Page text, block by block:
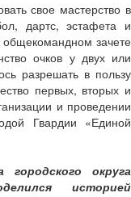
свое мастерство в
дартс, эстафета и
общекомандном зачете
очков у двух или
разрешать в пользу
первых, вторых и
и проведении
Гвардии «Единой
городского округа
историей